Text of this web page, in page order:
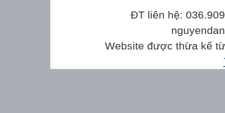
ĐT liên hệ:
Website được thừa kế